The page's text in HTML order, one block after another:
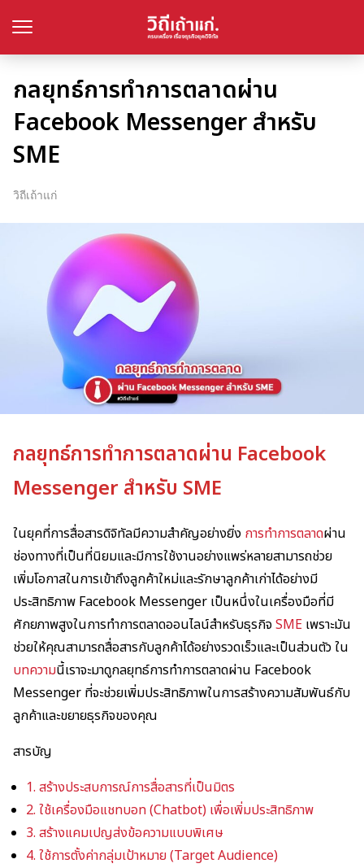
กลยุทธ์การทำการตลาดผ่าน
Facebook Messenger สำหรับ
SME
วิถีเถ้าแก่
กลยุทธ์การทำการตลาดผ่าน Facebook
Messenger สำหรับ SME
ในยุคที่การสื่อสารดิจิทัลมีความสำคัญอย่างยิ่ง การทำการตลาดผ่าน
ช่องทางที่เป็นที่นิยมและมีการใช้งานอย่างแพร่หลายสามารถช่วย
เพิ่มโอกาสในการเข้าถึงลูกค้าใหม่และรักษาลูกค้าเก่าได้อย่างมี
ประสิทธิภาพ Facebook Messenger เป็นหนึ่งในเครื่องมือที่มี
ศักยภาพสูงในการทำการตลาดออนไลน์สำหรับธุรกิจ SME เพราะมัน
ช่วยให้คุณสามารถสื่อสารกับลูกค้าได้อย่างรวดเร็วและเป็นส่วนตัว ใน
บทความนี้เราจะมาดูกลยุทธ์การทำการตลาดผ่าน Facebook
Messenger ที่จะช่วยเพิ่มประสิทธิภาพในการสร้างความสัมพันธ์กับ
ลูกค้าและขยายธุรกิจของคุณ
สารบัญ
1. สร้างประสบการณ์การสื่อสารที่เป็นมิตร
2. ใช้เครื่องมือแชทบอท (Chatbot) เพื่อเพิ่มประสิทธิภาพ
3. สร้างแคมเปญส่งข้อความแบบพิเศษ
4. ใช้การตั้งค่ากลุ่มเป้าหมาย (Target Audience)